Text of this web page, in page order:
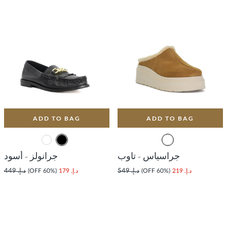
ADD TO BAG
جراسياس - تاوب
د.إ. 219 (60% OFF) د.إ. 549
ADD TO BAG
جرانولز - أسود
د.إ. 179 (60% OFF) د.إ. 449